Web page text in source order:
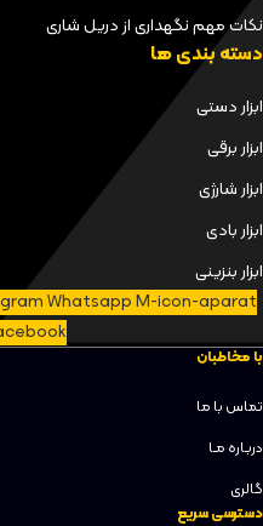
نکات مهم نگهداری از دریل شاری
دسته بندی ها
ابزار دستی
ابزار برقی
ابزار شارژی
ابزار بادی
ابزار بنزینی
WhatsappM-icon-aparat
با مخاطبان
تماس با ما
دربـاره مـا
گالری
دسترسی سریع